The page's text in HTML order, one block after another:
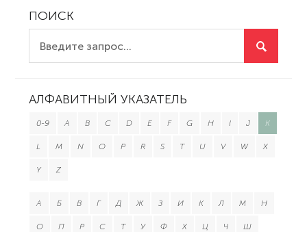
ПОИСК
АЛФАВИТНЫЙ УКАЗАТЕЛЬ
0-9 A B C D E F G H I J K
L M N O P R S T U V W X
Y Z
А Б В Г Д Ж З И К Л М Н
О П Р С Т У Ф Х Ц Ч Ш